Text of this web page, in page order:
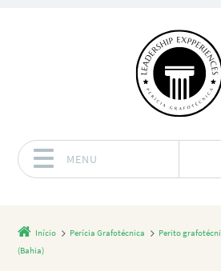
MENU
Início Perícia Grafotécnica
Perito
(Bahia)